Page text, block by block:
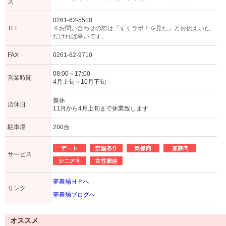
ス
TEL
0261-62-5510
※お問い合わせの際は「ずくラボ！を見た」とお伝えいた
だければ幸いです。
FAX 0261-62-9710
営業時間
08:00～17:00
4月上旬～10月下旬
店休日
無休
11月から4月上旬まで休業致します
駐車場 200台
サービス
リンク
夢農場ＨＰへ
夢農場ブログへ
オススメ